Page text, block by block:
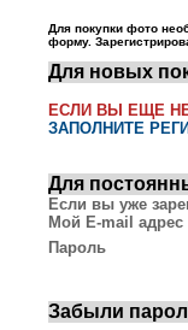
Для покупки фото
форму.
Для новых
ЕСЛИ ВЫ ЕЩЕ
ЗАПОЛНИТЕ
Для
Если вы уже
Мой E-mail адрес
Пароль
Забыли